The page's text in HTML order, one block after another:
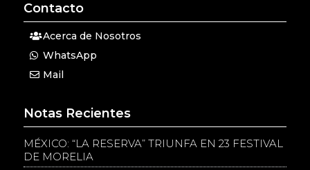
Contacto
Acerca de Nosotros
WhatsApp
Mail
Notas Recientes
MÉXICO: “LA RESERVA” TRIUNFA EN 23 FESTIVAL
DE MORELIA